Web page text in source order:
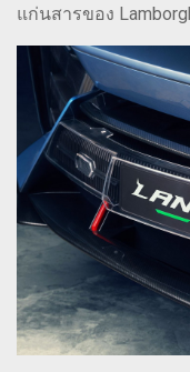
แก่นสารของ